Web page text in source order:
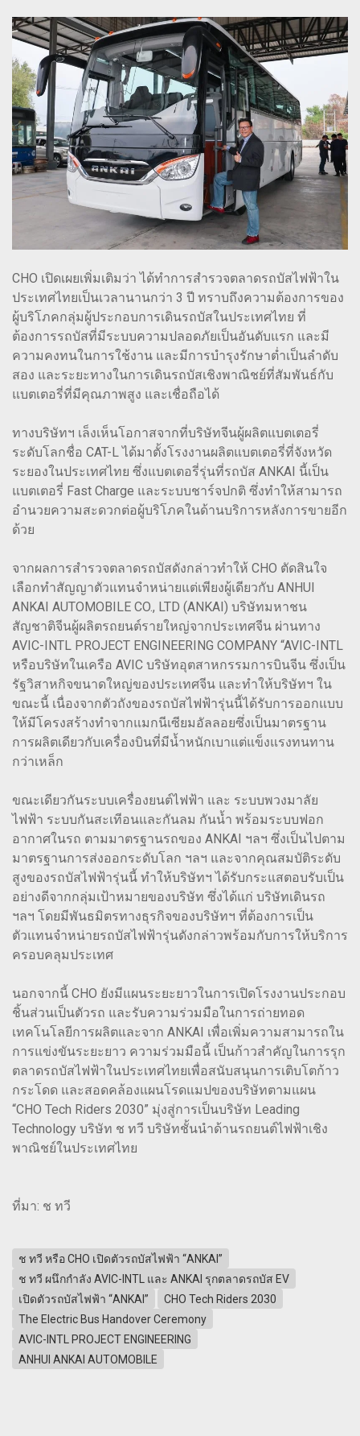
CHO เปิดเผยเพิ่มเติมว่า ได้ทำการสำรวจตลาดรถบัสไฟฟ้าใน
ประเทศไทยเป็นเวลานานกว่า 3 ปี ทราบถึงความต้องการของ
ผู้บริโภคกลุ่มผู้ประกอบการเดินรถบัสในประเทศไทย ที่
ต้องการรถบัสที่มีระบบความปลอดภัยเป็นอันดับแรก และมี
ความคงทนในการใช้งาน และมีการบำรุงรักษาต่ำเป็นลำดับ
สอง และระยะทางในการเดินรถบัสเชิงพาณิชย์ที่สัมพันธ์กับ
แบตเตอรี่ที่มีคุณภาพสูง และเชื่อถือได้
ทางบริษัทฯ เล็งเห็นโอกาสจากที่บริษัทจีนผู้ผลิตแบตเตอรี่
ระดับโลกชื่อ CAT-L ได้มาตั้งโรงงานผลิตแบตเตอรี่ที่จังหวัด
ระยองในประเทศไทย ซึ่งแบตเตอรี่รุ่นที่รถบัส ANKAI นี้เป็น
แบตเตอรี่ Fast Charge และระบบชาร์จปกติ ซึ่งทำให้สามารถ
อำนวยความสะดวกต่อผู้บริโภคในด้านบริการหลังการขายอีก
ด้วย
จากผลการสำรวจตลาดรถบัสดังกล่าวทำให้ CHO ตัดสินใจ
เลือกทำสัญญาตัวแทนจำหน่ายแต่เพียงผู้เดียวกับ ANHUI
ANKAI AUTOMOBILE CO., LTD (ANKAI) บริษัทมหาชน
สัญชาติจีนผู้ผลิตรถยนต์รายใหญ่จากประเทศจีน ผ่านทาง
AVIC-INTL PROJECT ENGINEERING COMPANY “AVIC-INTL
หรือบริษัทในเครือ AVIC บริษัทอุตสาหกรรมการบินจีน ซึ่งเป็น
รัฐวิสาหกิจขนาดใหญ่ของประเทศจีน และทำให้บริษัทฯ ใน
ขณะนี้ เนื่องจากตัวถังของรถบัสไฟฟ้ารุ่นนี้ได้รับการออกแบบ
ให้มีโครงสร้างทำจากแมกนีเซียมอัลลอยซึ่งเป็นมาตรฐาน
การผลิตเดียวกับเครื่องบินที่มีน้ำหนักเบาแต่แข็งแรงทนทาน
กว่าเหล็ก
ขณะเดียวกันระบบเครื่องยนต์ไฟฟ้า และ ระบบพวงมาลัย
ไฟฟ้า ระบบกันสะเทีอนและกันลม กันน้ำ พร้อมระบบฟอก
อากาศในรถ ตามมาตรฐานรถของ ANKAI ฯลฯ ซึ่งเป็นไปตาม
มาตรฐานการส่งออกระดับโลก ฯลฯ และจากคุณสมบัติระดับ
สูงของรถบัสไฟฟ้ารุ่นนี้ ทำให้บริษัทฯ ได้รับกระแสตอบรับเป็น
อย่างดีจากกลุ่มเป้าหมายของบริษัท ซึ่งได้แก่ บริษัทเดินรถ
ฯลฯ โดยมีพันธมิตรทางธุรกิจของบริษัทฯ ที่ต้องการเป็น
ตัวแทนจำหน่ายรถบัสไฟฟ้ารุ่นดังกล่าวพร้อมกับการให้บริการ
ครอบคลุมประเทศ
นอกจากนี้ CHO ยังมีแผนระยะยาวในการเปิดโรงงานประกอบ
ชิ้นส่วนเป็นตัวรถ และรับความร่วมมือในการถ่ายทอด
เทคโนโลยีการผลิตและจาก ANKAI เพื่อเพิ่มความสามารถใน
การแข่งขันระยะยาว ความร่วมมือนี้ เป็นก้าวสำคัญในการรุก
ตลาดรถบัสไฟฟ้าในประเทศไทยเพื่อสนับสนุนการเติบโตก้าว
กระโดด และสอดคล้องแผนโรดแมปของบริษัทตามแผน
“CHO Tech Riders 2030” มุ่งสู่การเป็นบริษัท Leading
Technology บริษัท ช ทวี บริษัทชั้นนำด้านรถยนต์ไฟฟ้าเชิง
พาณิชย์ในประเทศไทย
ที่มา: ช ทวี
ช ทวี หรือ CHO เปิดตัวรถบัสไฟฟ้า “ANKAI”
ช ทวี ผนึกกำลัง AVIC-INTL และ ANKAI รุกตลาดรถบัส EV
เปิดตัวรถบัสไฟฟ้า “ANKAI”
CHO Tech Riders 2030
The Electric Bus Handover Ceremony
AVIC-INTL PROJECT ENGINEERING
ANHUI ANKAI AUTOMOBILE